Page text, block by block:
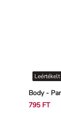
Body -
795 FT